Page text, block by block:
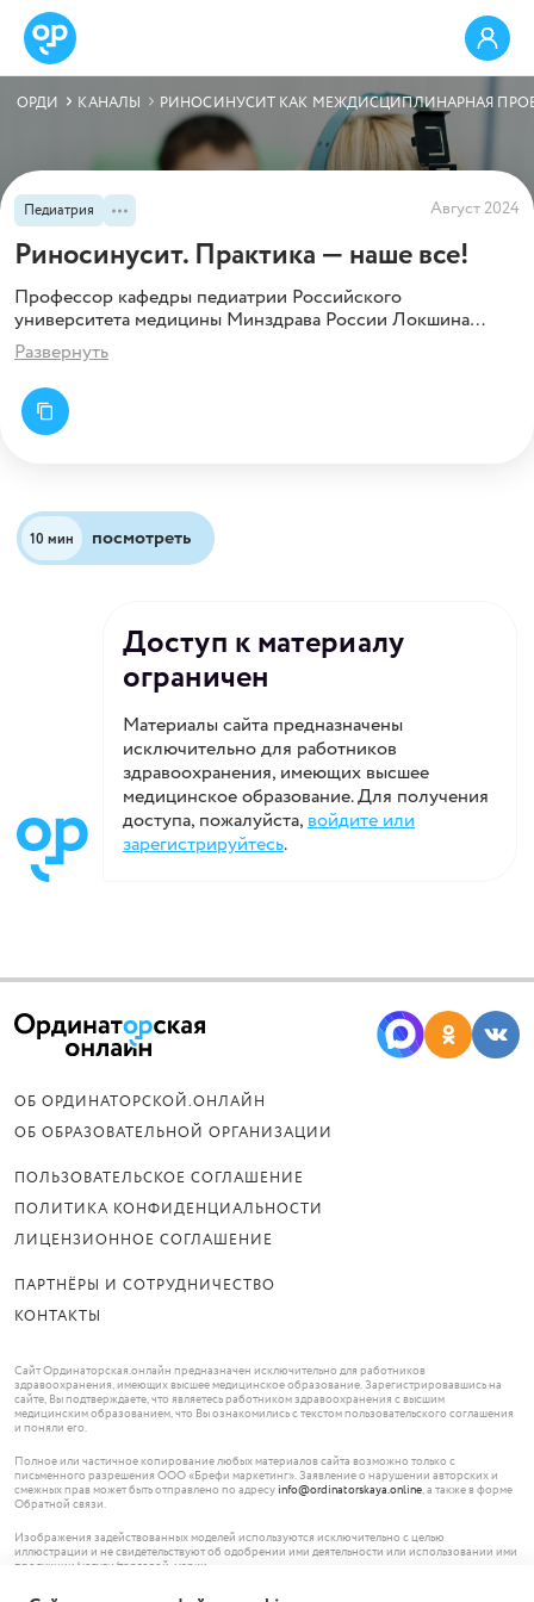
ОРДИ КАНАЛЫ РИНОСИНУСИТ КАК МЕЖДИСЦИПЛИНАРНАЯ
Педиатрия Август 2024
Риносинусит. Практика — наше все!
Профессор кафедры педиатрии Российского
университета медицины Минздрава России Локшина
Э.Э. на примере клин. случая разберет: причины
заболевания, диагностические возможности и методы
терапии.
Развернуть
10 мин посмотреть
Доступ к материалу
ограничен
Материалы сайта предназначены
исключительно для работников
здравоохранения, имеющих высшее
медицинское образование. Для получения
доступа, пожалуйста,войдите или
зарегистрируйтесь.
ОБ ОРДИНАТОРСКОЙ.ОНЛАЙН
ОБ ОБРАЗОВАТЕЛЬНОЙ ОРГАНИЗАЦИИ
ПОЛЬЗОВАТЕЛЬСКОЕ СОГЛАШЕНИЕ
ПОЛИТИКА КОНФИДЕНЦИАЛЬНОСТИ
ЛИЦЕНЗИОННОЕ СОГЛАШЕНИЕ
ПАРТНЁРЫ И СОТРУДНИЧЕСТВО
КОНТАКТЫ
Сайт Ординаторская.онлайн предназначен исключительно для работников
здравоохранения, имеющих высшее медицинское образование. Зарегистрировавшись на
сайте, Вы подтверждаете, что являетесь работником здравоохранения с высшим
медицинским образованием, что Вы ознакомились с текстом пользовательского соглашения
и поняли его.
Полное или частичное копирование любых материалов сайта возможно только с
письменного разрешения ООО «Брефи маркетинг». Заявление о нарушении авторских и
смежных прав может быть отправлено по адресу info@ordinatorskaya.online, а также в форме
Обратной связи.
Изображения задействованных моделей используются исключительно с целью
иллюстрации и не свидетельствуют об одобрении ими деятельности или использовании ими
продукции/услуги/торговой марки.